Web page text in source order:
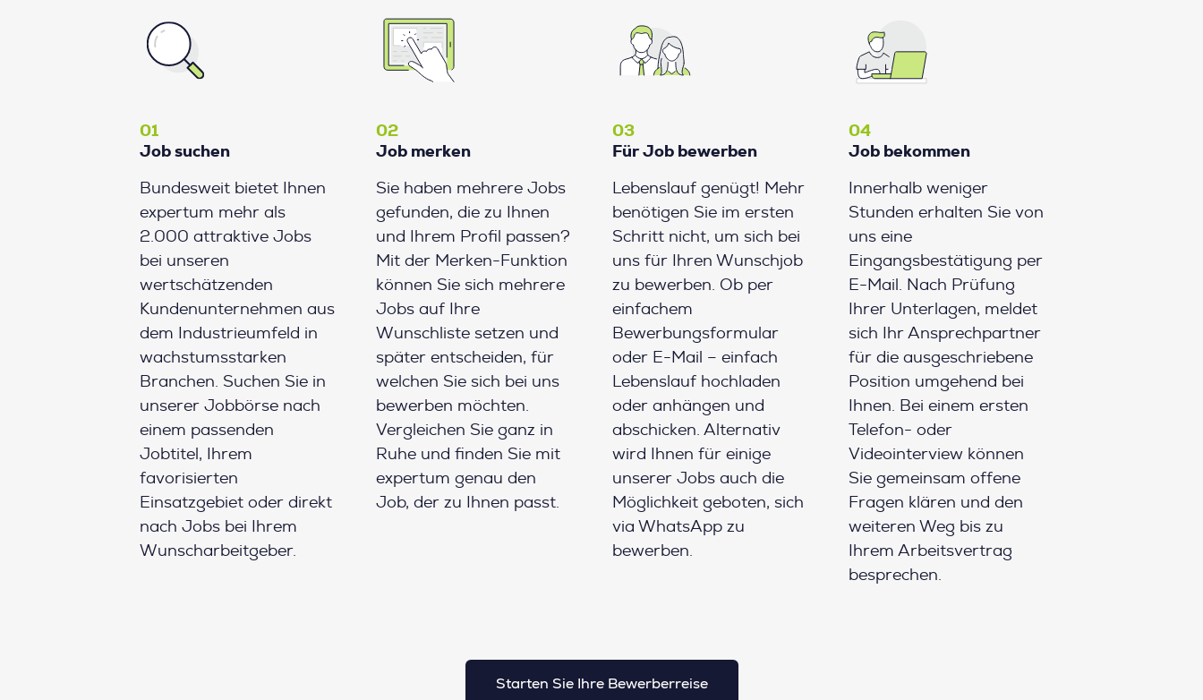
01
Job suchen
Bundesweit bietet Ihnen
expertum mehr als
2.000 attraktive Jobs
bei unseren
wertschätzenden
Kundenunternehmen aus
dem Industrieumfeld in
wachstumsstarken
Branchen. Suchen Sie in
unserer Jobbörse nach
einem passenden
Jobtitel, Ihrem
favorisierten
Einsatzgebiet oder direkt
nach Jobs bei Ihrem
Wunscharbeitgeber.
02
Job merken
Sie haben mehrere Jobs
gefunden, die zu Ihnen
und Ihrem Profil passen?
Mit der Merken-Funktion
können Sie sich mehrere
Jobs auf Ihre
Wunschliste setzen und
später entscheiden, für
welchen Sie sich bei uns
bewerben möchten.
Vergleichen Sie ganz in
Ruhe und finden Sie mit
expertum genau den
Job, der zu Ihnen passt.
03
Für Job bewerben
Lebenslauf genügt! Mehr
benötigen Sie im ersten
Schritt nicht, um sich bei
uns für Ihren Wunschjob
zu bewerben. Ob per
einfachem
Bewerbungsformular
oder E-Mail – einfach
Lebenslauf hochladen
oder anhängen und
abschicken. Alternativ
wird Ihnen für einige
unserer Jobs auch die
Möglichkeit geboten, sich
via WhatsApp zu
bewerben.
04
Job bekommen
Innerhalb weniger
Stunden erhalten Sie von
uns eine
Eingangsbestätigung per
E-Mail. Nach Prüfung
Ihrer Unterlagen, meldet
sich Ihr Ansprechpartner
für die ausgeschriebene
Position umgehend bei
Ihnen. Bei einem ersten
Telefon- oder
Videointerview können
Sie gemeinsam offene
Fragen klären und den
weiteren Weg bis zu
Ihrem Arbeitsvertrag
besprechen.
Starten Sie Ihre Bewerberreise